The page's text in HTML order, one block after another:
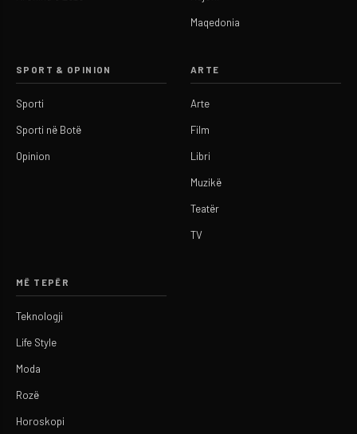
Maqedonia
SPORT & OPINION
Sporti
Sporti në Botë
Opinion
ARTE
Arte
Film
Libri
Muzikë
Teatër
TV
MË TEPËR
Teknologji
Life Style
Moda
Rozë
Horoskopi